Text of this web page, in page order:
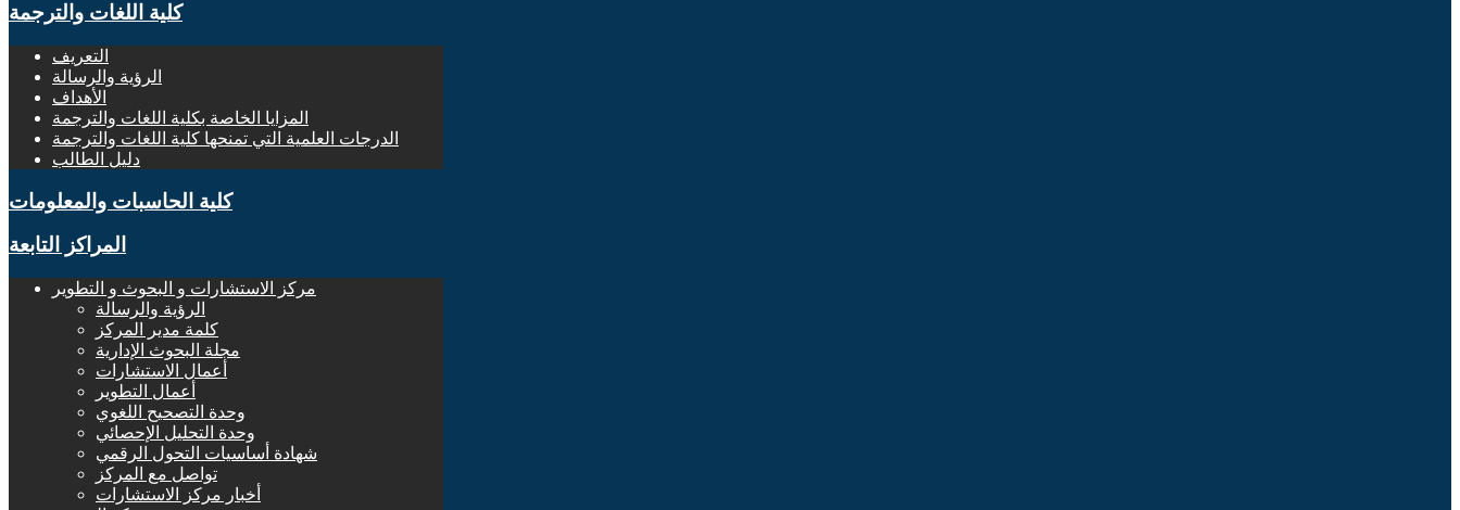
كلية اللغات والترجمة
التعريف
الرؤية والرسالة
الأهداف
المزايا الخاصة بكلية اللغات والترجمة
الدرجات العلمية التي تمنحها كلية اللغات والترجمة
دليل الطالب
كلية الحاسبات والمعلومات
المراكز التابعة
مركز الاستشارات و البحوث و التطوير
الرؤية والرسالة
كلمة مدير المركز
مجلة البحوث الإدارية
أعمال الاستشارات
أعمال التطوير
وحدة التصحيح اللغوي
وحدة التحليل الإحصائي
شهادة أساسيات التحول الرقمي
تواصل مع المركز
أخبار مركز الاستشارات